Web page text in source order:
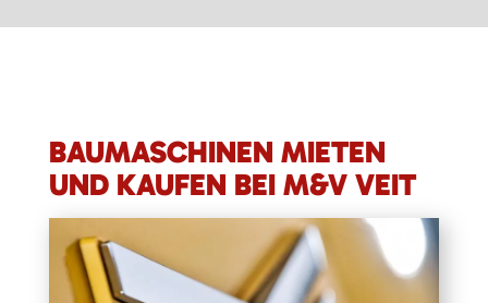
BAUMASCHINEN MIETEN
UND KAUFEN BEI M&V VEIT